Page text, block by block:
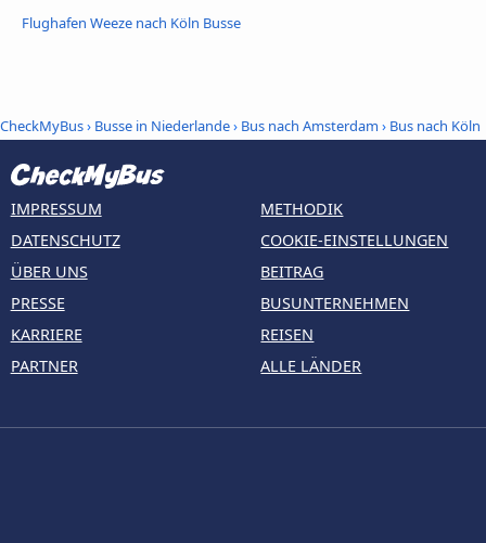
Flughafen Weeze nach Köln Busse
CheckMyBus› Busse in Niederlande› Bus nach Amsterdam › Bus nach Köln
IMPRESSUM
DATENSCHUTZ
ÜBER UNS
PRESSE
KARRIERE
PARTNER
METHODIK
COOKIE-EINSTELLUNGEN
BEITRAG
BUSUNTERNEHMEN
REISEN
ALLE LÄNDER